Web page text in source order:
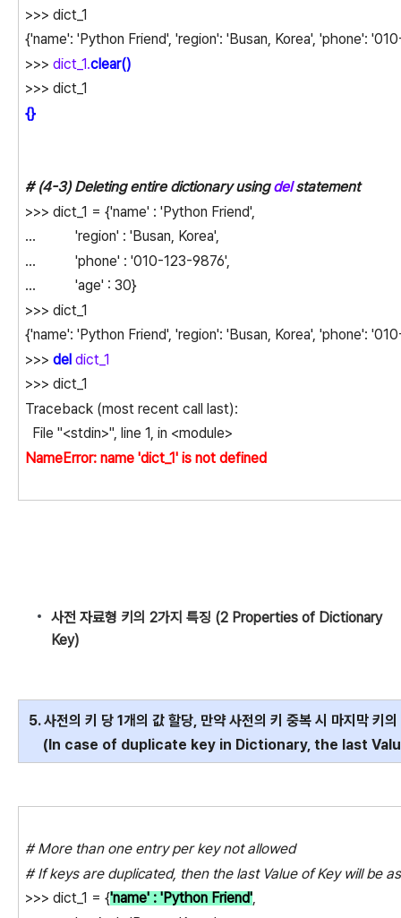
>>> dict_1
{'name': 'Python Friend', 'region': 'Busan, Korea', 'phone':
>>> dict_1.clear()
>>> dict_1
{}
# (4-3) Deleting entire dictionary usingdelstatement
>>> dict_1 = {'name' : 'Python Friend',
... 'region' : 'Busan, Korea',
... 'phone' : '010-123-9876',
... 'age' : 30}
>>> dict_1
{'name': 'Python Friend', 'region': 'Busan, Korea', 'phone':
>>> del dict_1
>>> dict_1
Traceback (most recent call last):
File "<stdin>", line 1, in <module>
NameError: name 'dict_1' is not defined
사전 자료형 키의 2가지 특징 (2 Properties of Dictionary
Key)
5. 사전의 키 당 1개의 값 할당, 만약 사전의 키 중복 시 마지막 키
(In case of duplicate key in Dictionary, the last
# More than one entry per key not allowed
# If keys are duplicated, then the last Value of Key will be
>>> dict_1 = {'name' : 'Python Friend',